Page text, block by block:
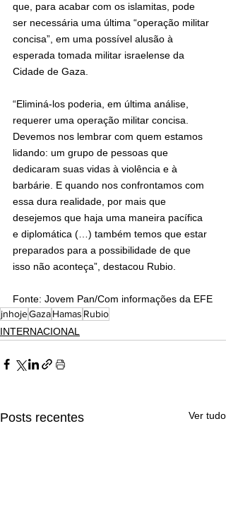
que, para acabar com os islamitas, pode
ser necessária uma última “operação militar
concisa”, em uma possível alusão à
esperada tomada militar israelense da
Cidade de Gaza.
“Eliminá-los poderia, em última análise,
requerer uma operação militar concisa.
Devemos nos lembrar com quem estamos
lidando: um grupo de pessoas que
dedicaram suas vidas à violência e à
barbárie. E quando nos confrontamos com
essa dura realidade, por mais que
desejemos que haja uma maneira pacífica
e diplomática (…) também temos que estar
preparados para a possibilidade de que
isso não aconteça”, destacou Rubio.
Fonte: Jovem Pan/Com informações da EFE
jnhojeGazaHamas Rubio
INTERNACIONAL
Posts recentes Ver tudo